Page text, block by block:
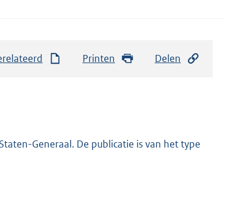
Printen Delen
Generaal. De publicatie is van het type